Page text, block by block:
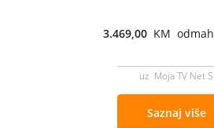
3.469,00 KM odmah
uz Moja TV Net S
Saznaj više